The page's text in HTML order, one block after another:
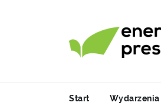
Start Wydarzenia